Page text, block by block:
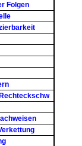
Folgen